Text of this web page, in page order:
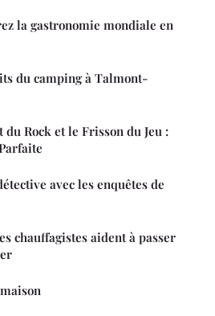
la gastronomie mondiale en
du camping à Talmont-
Rock et le Frisson du Jeu :
avec les enquêtes de
chauffagistes aident à passer